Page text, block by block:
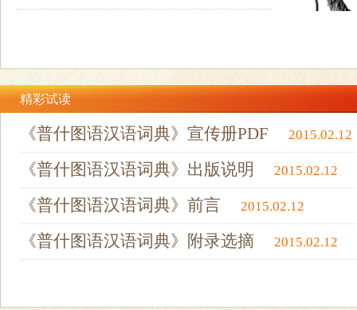
精彩试读
《普什图语汉语词典》宣传册PDF 2015.02.12
《普什图语汉语词典》出版说明 2015.02.12
《普什图语汉语词典》前言 2015.02.12
《普什图语汉语词典》附录选摘 2015.02.12